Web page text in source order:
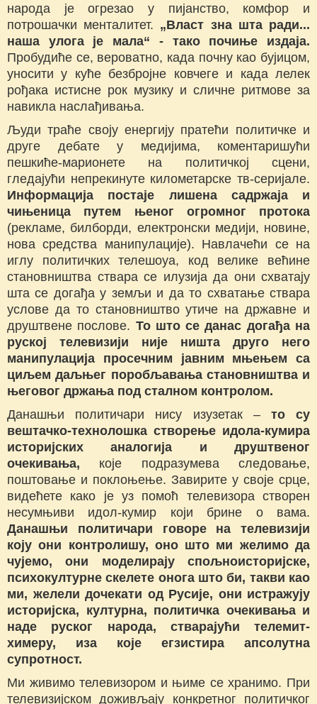
народа је огрезао у пијанство, комфор и
потрошачки менталитет. „Власт зна шта ради...
наша улога је мала“ - тако почиње издаја.
Пробудиће се, вероватно, када почну као бујицом,
уносити у куће безбројне ковчеге и када лелек
рођака истисне рок музику и сличне ритмове за
навикла наслађивања.
Људи траће своју енергију пратећи политичке и
друге дебате у медијима, коментаришући
пешкиће-марионете на политичкој сцени,
гледајући непрекинуте километарске тв-серијале.
Информација постаје лишена садржаја и
чињеница путем њеног огромног протока
(рекламе, билборди, електронски медији, новине,
нова средства манипулације). Навлачећи се на
иглу политичких телешоуа, код велике већине
становништва ствара се илузија да они схватају
шта се догађа у земљи и да то схватање ствара
услове да то становништво утиче на државне и
друштвене послове. То што се данас догађа на
руској телевизији није ништа друго него
манипулација просечним јавним мњењем са
циљем даљњег поробљавања становништва и
његовог држања под сталном контролом.
Данашњи политичари нису изузетак – то су
вештачко-технолошка створење идола-кумира
историјских аналогија и друштвеног
очекивања, које подразумева следовање,
поштовање и поклоњење. Завирите у своје срце,
видећете како је уз помоћ телевизора створен
несумњиви идол-кумир који брине о вама.
Данашњи политичари говоре на телевизији
коју они контролишу, оно што ми желимо да
чујемо, они моделирају спољноисторијске,
психокултурне скелете онога што би, такви као
ми, желели дочекати од Русије, они истражују
историјска, културна, политичка очекивања и
наде руског народа, стварајући телемит-
химеру, иза које егзистира апсолутна
супротност.
Ми живимо телевизором и њиме се хранимо. При
телевизијском доживљају конкретног политичког